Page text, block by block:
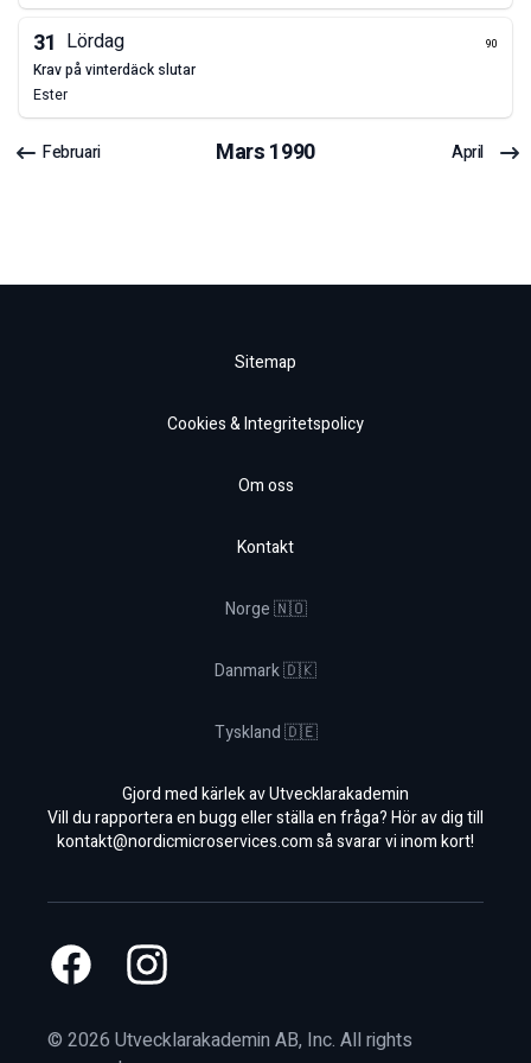
31 Lördag 90
krav på vinterdäck slutar
Ester
Februari Mars1990 April
Sitemap
Cookies & Integritetspolicy
Om oss
Kontakt
Norge 🇳🇴
Danmark 🇩🇰
Tyskland 🇩🇪
Gjord med kärlek av Utvecklarakademin
Vill du rapportera en bugg eller ställa en fråga? Hör av dig till
kontakt@nordicmicroservices.comså svarar vi inom kort!
FacebookInstagram
© 2026 Utvecklarakademin AB, Inc. All rights